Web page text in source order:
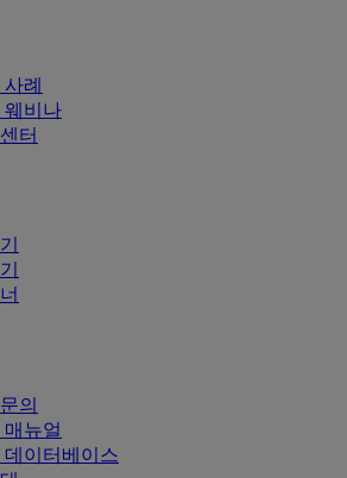
례
웨비나
터
의
뉴얼
데이터베이스